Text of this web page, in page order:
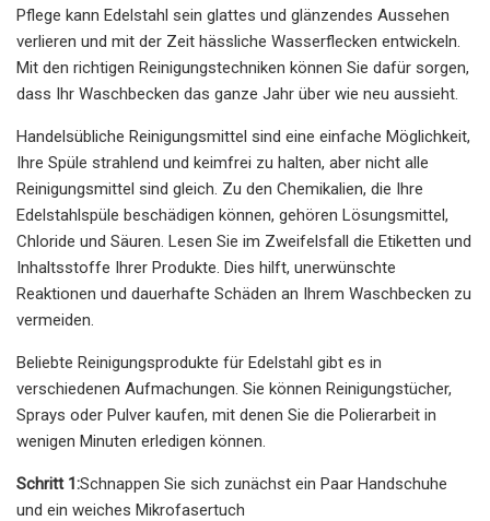
Pflege kann Edelstahl sein glattes und glänzendes Aussehen
verlieren und mit der Zeit hässliche Wasserflecken entwickeln.
Mit den richtigen Reinigungstechniken können Sie dafür sorgen,
dass Ihr Waschbecken das ganze Jahr über wie neu aussieht.
Handelsübliche Reinigungsmittel sind eine einfache Möglichkeit,
Ihre Spüle strahlend und keimfrei zu halten, aber nicht alle
Reinigungsmittel sind gleich. Zu den Chemikalien, die Ihre
Edelstahlspüle beschädigen können, gehören Lösungsmittel,
Chloride und Säuren. Lesen Sie im Zweifelsfall die Etiketten und
Inhaltsstoffe Ihrer Produkte. Dies hilft, unerwünschte
Reaktionen und dauerhafte Schäden an Ihrem Waschbecken zu
vermeiden.
Beliebte Reinigungsprodukte für Edelstahl gibt es in
verschiedenen Aufmachungen. Sie können Reinigungstücher,
Sprays oder Pulver kaufen, mit denen Sie die Polierarbeit in
wenigen Minuten erledigen können.
Schritt 1:Schnappen Sie sich zunächst ein Paar Handschuhe
und ein weiches Mikrofasertuch